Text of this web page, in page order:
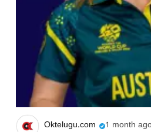
Oktelugu.com 1 month